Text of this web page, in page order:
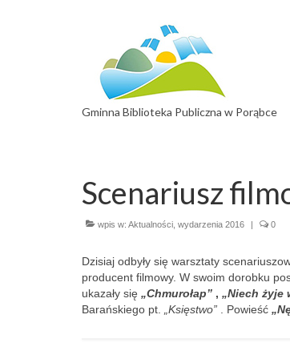
Gminna Biblioteka Publiczna w Porąbce
Scenariusz
wpis w: Aktualności wydarzenia 2016 | 0
Dzisiaj odbyły się warsztaty
producent filmowy. W swoim dorobku
ukazały się „Chmurołap” , „Niech żyje
Barańskiego pt.
„Księstwo” . Powieść